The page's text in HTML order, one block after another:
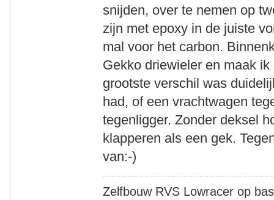
snijden, over te nemen op
zijn met epoxy in de juiste
mal voor het carbon.
Gekko driewieler en maak
grootste verschil was
had, of een vrachtwagen
tegenligger. Zonder deksel
klapperen als een gek.
van:-)
Zelfbouw RVS Lowracer op